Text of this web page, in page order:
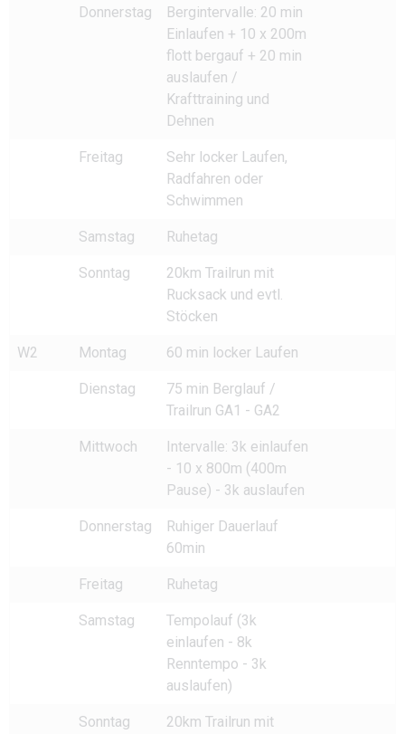
Donnerstag
Bergintervalle: 20 min
Einlaufen + 10 x 200m
flott bergauf + 20 min
auslaufen /
Krafttraining und
Dehnen
Freitag
Sehr locker Laufen,
Radfahren oder
Schwimmen
Samstag Ruhetag
Sonntag
20km Trailrun mit
Rucksack und evtl.
Stöcken
W2 Montag 60 min locker Laufen
Dienstag
75 min Berglauf /
Trailrun GA1 - GA2
Mittwoch
Intervalle: 3k einlaufen
- 10 x 800m (400m
Pause) - 3k auslaufen
Donnerstag
Ruhiger Dauerlauf
60min
Freitag Ruhetag
Samstag
Tempolauf (3k
einlaufen - 8k
Renntempo - 3k
auslaufen)
Sonntag
20km Trailrun mit